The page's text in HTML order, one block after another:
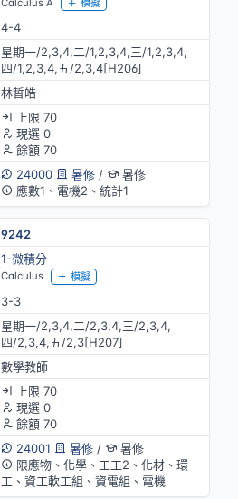
模擬
4-4
星期一/2,3,4,二/1,2,3,4,三/1,2,3,4,
四/1,2,3,4,五/2,3,4[H206]
林晢皓
上限 70
現選 0
餘額 70
24000
暑修/
暑修
應數1、電機2、統計1
9242
1-微積分
Calculus 模擬
3-3
星期一/2,3,4,二/2,3,4,三/2,3,4,
四/2,3,4,五/2,3[H207]
數學教師
上限 70
現選 0
餘額 70
24001
暑修/
暑修
限應物、化學、工工2、化材、環
工、資工軟工組、資電組、電機